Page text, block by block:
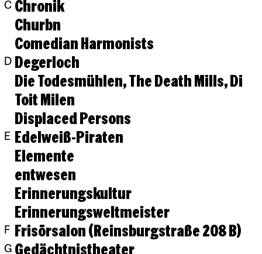
C Chronik
Churbn
Comedian Harmonists
D Degerloch
Die Todesmühlen, The Death Mills, Di
Toit Milen
Displaced Persons
E Edelweiß-Piraten
Elemente
entwesen
Erinnerungskultur
Erinnerungsweltmeister
F Frisörsalon (Reinsburgstraße 208 B)
G Gedächtnistheater